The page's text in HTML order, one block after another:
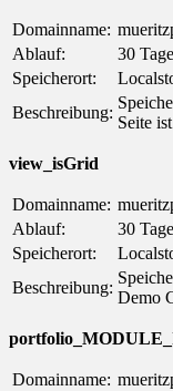
Domainname:
Ablauf:
30 Tage
Speicherort:
Beschreibung:
Seite
view_isGrid
Domainname:
Ablauf:
30 Tage
Speicherort:
Beschreibung:
Demo
Domainname: